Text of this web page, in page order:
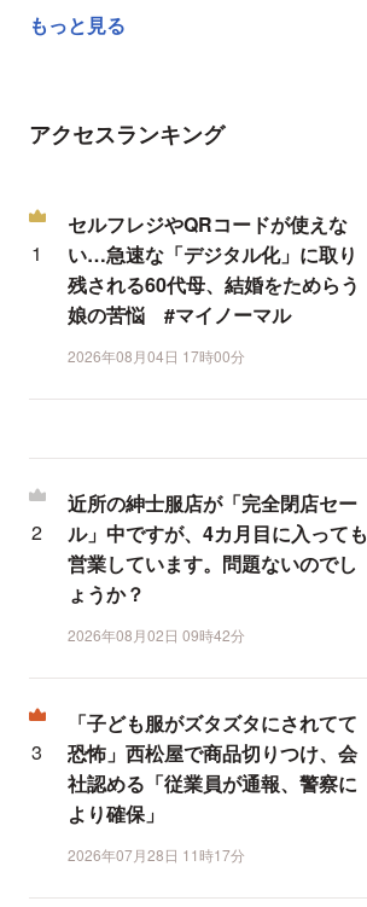
もっと見る
アクセスランキング
セルフレジやQRコードが使えな
い…急速な「デジタル化」に取り
残される60代母、結婚をためらう
娘の苦悩 #マイノーマル
2026年08月04日 17時00分
近所の紳士服店が「完全閉店セー
ル」中ですが、4カ月目に入っても
営業しています。問題ないのでし
ょうか？
2026年08月02日 09時42分
「子ども服がズタズタにされてて
恐怖」西松屋で商品切りつけ、会
社認める「従業員が通報、警察に
より確保」
2026年07月28日 11時17分